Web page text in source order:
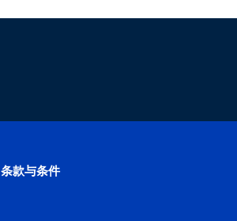
条款与条件